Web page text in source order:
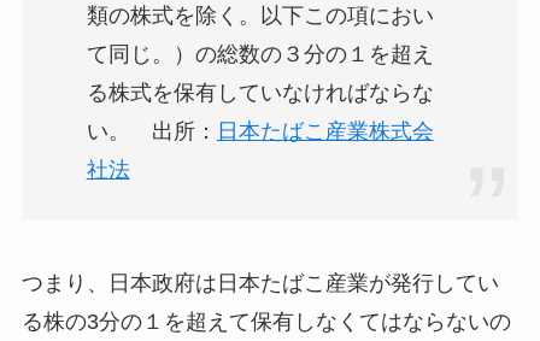
類の株式を除く。以下この項におい
て同じ。）の総数の３分の１を超え
る株式を保有していなければならな
い。 出所： 日本たばこ産業株式会
社法
つまり、日本政府は日本たばこ産業が発行してい
る株の3分の１を超えて保有しなくてはならないの